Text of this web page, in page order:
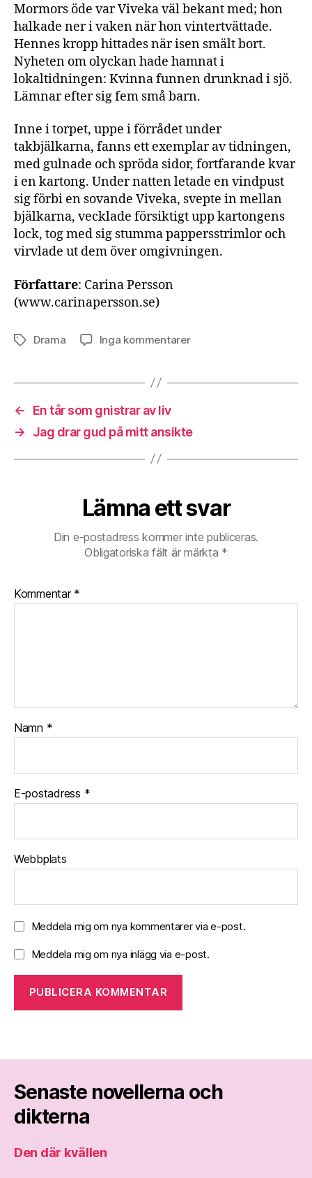
Mormors öde var Viveka väl bekant med; hon
halkade ner i vaken när hon vintertvättade.
Hennes kropp hittades när isen smält bort.
Nyheten om olyckan hade hamnat i
lokaltidningen: Kvinna funnen drunknad i sjö.
Lämnar efter sig fem små barn.
Inne i torpet, uppe i förrådet under
takbjälkarna, fanns ett exemplar av tidningen,
med gulnade och spröda sidor, fortfarande kvar
i en kartong. Under natten letade en vindpust
sig förbi en sovande Viveka, svepte in mellan
bjälkarna, vecklade försiktigt upp kartongens
lock, tog med sig stumma pappersstrimlor och
virvlade ut dem över omgivningen.
Författare: Carina Persson
(www.carinapersson.se)
Etiketter
Drama Inga kommentarertill
←
En tår som gnistrar av liv
→
Jag drar gud på mitt ansikte
Lämna ett svar
Din e-postadress kommer inte publiceras.
Obligatoriska fält är märkta *
Kommentar *
Namn *
E-postadress *
Webbplats
Meddela mig om nya kommentarer via e-post.
Meddela mig om nya inlägg via e-post.
Senaste novellerna och
dikterna
Den där kvällen